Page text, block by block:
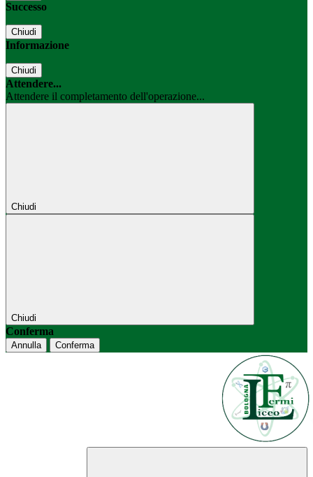
Successo
Chiudi
Informazione
Chiudi
Attendere...
Attendere il completamento dell'operazione...
Chiudi
Chiudi
Conferma
Annulla Conferma